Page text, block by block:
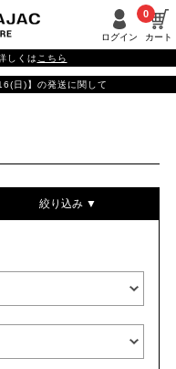
ログイン カート
0
しくは こちら
日)】の発送に関して
絞り込み ▼